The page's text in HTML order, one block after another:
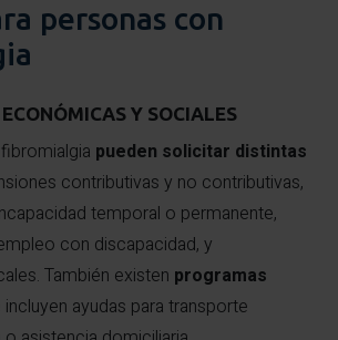
personas con
Y SOCIALES
pueden solicitar distintas
contributivas y no contributivas,
temporal o permanente,
con discapacidad, y
También existen programas
incluyen ayudas para transporte